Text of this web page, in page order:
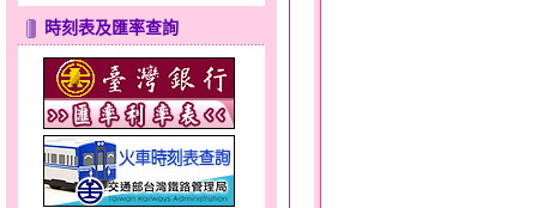
時刻表及匯率查詢